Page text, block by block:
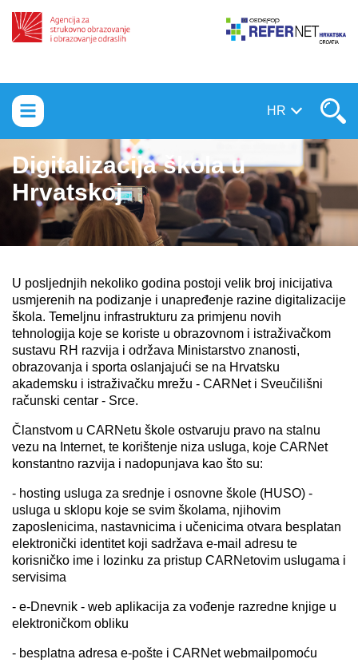
HR
Digitalizacija škola u
Hrvatskoj
U posljednjih nekoliko godina postoji velik broj inicijativa
usmjerenih na podizanje i unapređenje razine digitalizacije
škola. Temeljnu infrastrukturu za primjenu novih
tehnologija koje se koriste u obrazovnom i istraživačkom
sustavu RH razvija i održava Ministarstvo znanosti,
obrazovanja i sporta oslanjajući se na Hrvatsku
akademsku i istraživačku mrežu - CARNet i Sveučilišni
računski centar - Srce.
Članstvom u CARNetu škole ostvaruju pravo na stalnu
vezu na Internet, te korištenje niza usluga, koje CARNet
konstantno razvija i nadopunjava kao što su:
- hosting usluga za srednje i osnovne škole (HUSO) -
usluga u sklopu koje se svim školama, njihovim
zaposlenicima, nastavnicima i učenicima otvara besplatan
elektronički identitet koji sadržava e-mail adresu te
korisničko ime i lozinku za pristup CARNetovim uslugama i
servisima
- e-Dnevnik - web aplikacija za vođenje razredne knjige u
elektroničkom obliku
- besplatna adresa e-pošte i CARNet webmailpomoću